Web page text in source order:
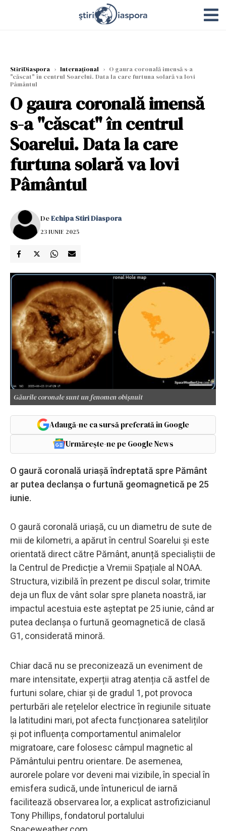
StiriDiaspora › Internațional › O gaura coronală imensă s-a
"căscat" în centrul Soarelui. Data la care furtuna solară va lovi
Pâmântul
O gaura coronală imensă
s-a "căscat" în centrul
Soarelui. Data la care
furtuna solară va lovi
Pâmântul
DeEchipa Stiri Diaspora
23 IUNIE 2025
Găurile coronale sunt un fenomen obișnuit
Adaugă-ne ca sursă preferată în Google
Urmărește-ne pe Google News
O gaură coronală uriașă îndreptată spre Pământ
ar putea declanșa o furtună geomagnetică pe 25
iunie.
O gaură coronală uriașă, cu un diametru de sute de
mii de kilometri, a apărut în centrul Soarelui și este
orientată direct către Pământ, anunță specialiștii de
la Centrul de Predicție a Vremii Spațiale al NOAA.
Structura, vizibilă în prezent pe discul solar, trimite
deja un flux de vânt solar spre planeta noastră, iar
impactul acestuia este așteptat pe 25 iunie, când ar
putea declanșa o furtună geomagnetică de clasă
G1, considerată minoră.
Chiar dacă nu se preconizează un eveniment de
mare intensitate, experții atrag atenția că astfel de
furtuni solare, chiar și de gradul 1, pot provoca
perturbări ale rețelelor electrice în regiunile situate
la latitudini mari, pot afecta funcționarea sateliților
și pot influența comportamentul animalelor
migratoare, care folosesc câmpul magnetic al
Pământului pentru orientare. De asemenea,
aurorele polare vor deveni mai vizibile, în special în
emisfera sudică, unde întunericul de iarnă
facilitează observarea lor, a explicat astrofizicianul
Tony Phillips, fondatorul portalului